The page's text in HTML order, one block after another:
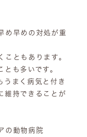
め早めの対処が重
こともあります。
とも多いです。
うまく病気と付き
維持できることが
アの動物病院